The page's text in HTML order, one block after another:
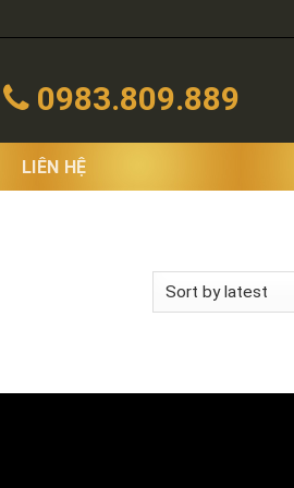
0983.809.889
LIÊN HỆ